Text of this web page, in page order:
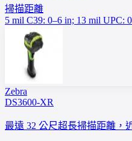
掃描距離
5 mil C39: 0–6 in; 13 mil UPC:
Zebra
DS3600-XR
最遠 32 公尺超長掃描距離，